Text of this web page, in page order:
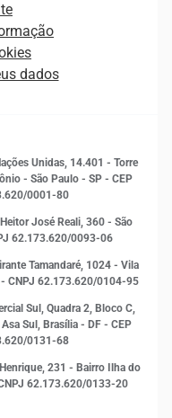
dados
Unidas, 14.401 - Torre
- São Paulo - SP - CEP
0001-80
José Reali, 360 - São
62.173.620/0093-06
Tamandaré, 1024 - Vila
CNPJ 62.173.620/0104-95
Sul, Quadra 2, Bloco C,
Sul, Brasília - DF - CEP
0131-68
231 - Bairro Ilha do
62.173.620/0133-20